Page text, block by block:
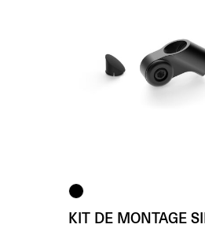
KIT DE MONTAGE